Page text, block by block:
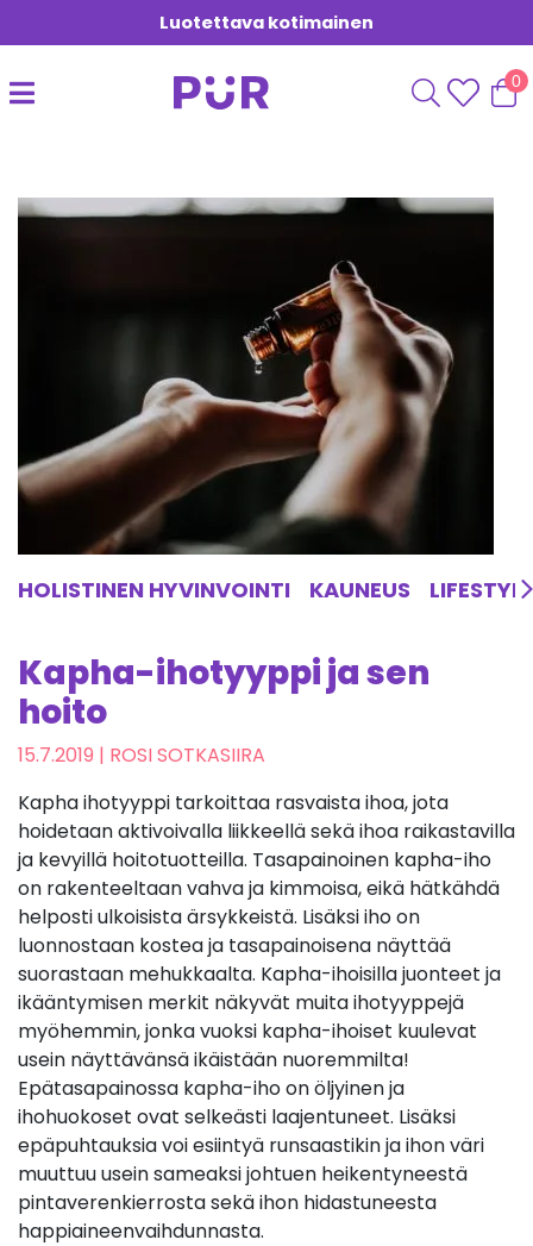
Luotettava kotimainen
0
HOLISTINEN HYVINVOINTI KAUNEUS LIFESTYLE
Kapha-ihotyyppi ja sen
hoito
15.7.2019 | ROSI SOTKASIIRA
Kapha ihotyyppi tarkoittaa rasvaista ihoa, jota
hoidetaan aktivoivalla liikkeellä sekä ihoa raikastavilla
ja kevyillä hoitotuotteilla. Tasapainoinen kapha-iho
on rakenteeltaan vahva ja kimmoisa, eikä hätkähdä
helposti ulkoisista ärsykkeistä. Lisäksi iho on
luonnostaan kostea ja tasapainoisena näyttää
suorastaan mehukkaalta. Kapha-ihoisilla juonteet ja
ikääntymisen merkit näkyvät muita ihotyyppejä
myöhemmin, jonka vuoksi kapha-ihoiset kuulevat
usein näyttävänsä ikäistään nuoremmilta!
Epätasapainossa kapha-iho on öljyinen ja
ihohuokoset ovat selkeästi laajentuneet. Lisäksi
epäpuhtauksia voi esiintyä runsaastikin ja ihon väri
muuttuu usein sameaksi johtuen heikentyneestä
pintaverenkierrosta sekä ihon hidastuneesta
happiaineenvaihdunnasta.